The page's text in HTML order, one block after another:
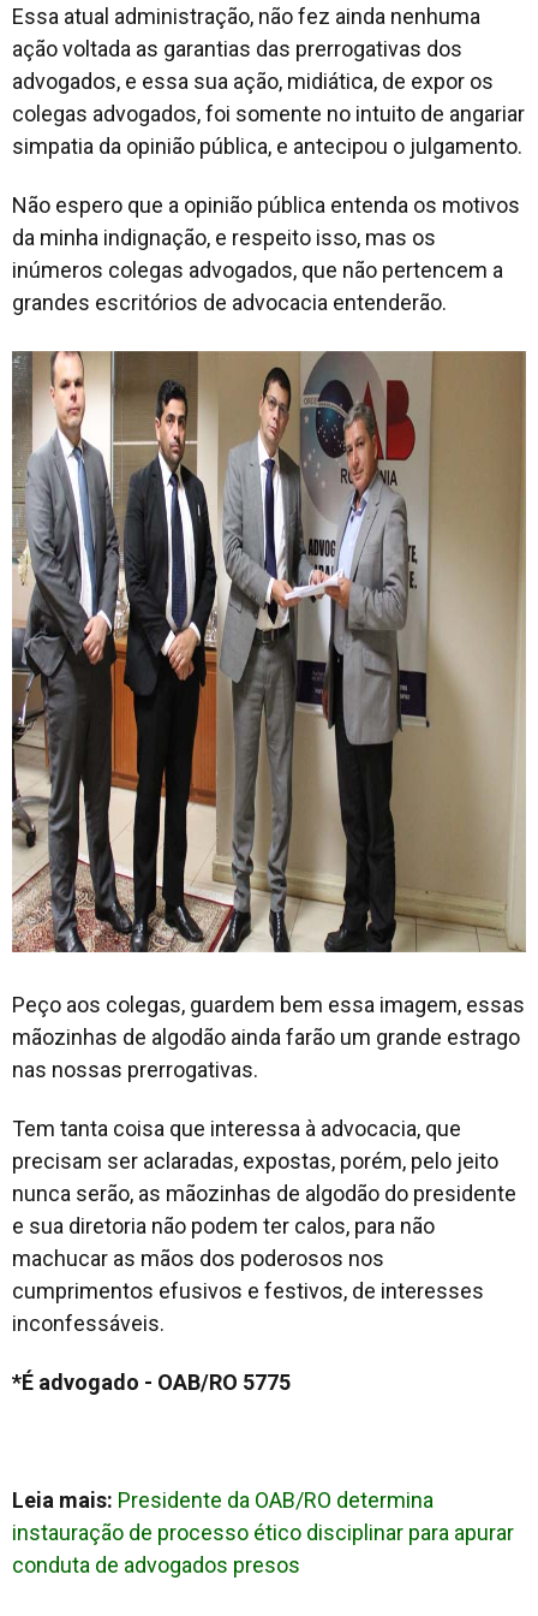
Essa atual administração, não fez ainda nenhuma
ação voltada as garantias das prerrogativas dos
advogados, e essa sua ação, midiática, de expor os
colegas advogados, foi somente no intuito de angariar
simpatia da opinião pública, e antecipou o julgamento.
Não espero que a opinião pública entenda os motivos
da minha indignação, e respeito isso, mas os
inúmeros colegas advogados, que não pertencem a
grandes escritórios de advocacia entenderão.
Peço aos colegas, guardem bem essa imagem, essas
mãozinhas de algodão ainda farão um grande estrago
nas nossas prerrogativas.
Tem tanta coisa que interessa à advocacia, que
precisam ser aclaradas, expostas, porém, pelo jeito
nunca serão, as mãozinhas de algodão do presidente
e sua diretoria não podem ter calos, para não
machucar as mãos dos poderosos nos
cumprimentos efusivos e festivos, de interesses
inconfessáveis.
*É advogado - OAB/RO 5775
Leia mais: Presidente da OAB/RO determina
instauração de processo ético disciplinar para apurar
conduta de advogados presos